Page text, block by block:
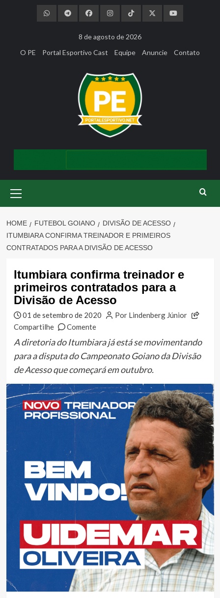
8 de agosto de 2026
O PE
Portal Esportivo Cast Equipe Anuncie Contato
Menu
HOME FUTEBOL GOIANO
DIVISÃO DE ACESSO
ITUMBIARA CONFIRMA TREINADOR E PRIMEIROS
CONTRATADOS PARA A DIVISÃO DE ACESSO
Itumbiara confirma treinador e
primeiros contratados para a
Divisão de Acesso
01 de setembro de 2020
Por Lindenberg Júnior
Compartilhe
Comente
A diretoria do Itumbiara já está se movimentando
para a disputa do Campeonato Goiano da Divisão
de Acesso que começará em outubro.